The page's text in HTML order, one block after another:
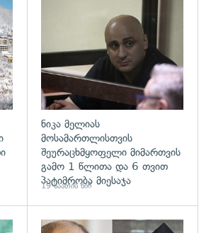
ნიკა მელიას
მოსამართლისთვის
შეურაცხმყოფელი მიმართვის
გამო 1 წლითა და 6 თვით
პატიმრობა მიესაჯა
19 საათის წინ